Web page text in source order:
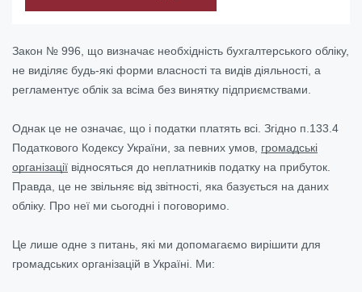
Закон № 996, що визначає необхідність бухгалтерського обліку,
не виділяє будь-які форми власності та видів діяльності, а
регламентує облік за всіма без винятку підприємствами.
Однак це не означає, що і податки платять всі. Згідно п.133.4
Податкового Кодексу України, за певних умов, громадські
організації відносяться до неплатників податку на прибуток.
Правда, це не звільняє від звітності, яка базується на даних
обліку. Про неї ми сьогодні і поговоримо.
Це лише одне з питань, які ми допомагаємо вирішити для
громадських організацій в Україні. Ми: